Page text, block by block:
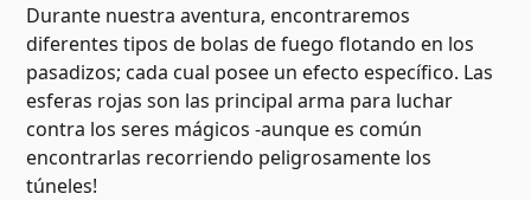
Durante nuestra aventura, encontraremos
diferentes tipos de bolas de fuego flotando en los
pasadizos; cada cual posee un efecto específico. Las
esferas rojas son las principal arma para luchar
contra los seres mágicos -aunque es común
encontrarlas recorriendo peligrosamente los
túneles!